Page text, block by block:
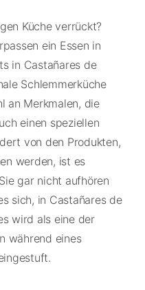
Küche verrückt?
ein Essen in
in Castañares de
Schlemmerküche
an Merkmalen, die
einen speziellen
von den Produkten,
werden, ist es
gar nicht aufhören
sich, in Castañares de
wird als eine der
während eines